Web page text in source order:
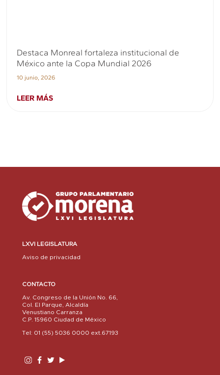
Destaca Monreal fortaleza institucional de
México ante la Copa Mundial 2026
10 junio, 2026
LEER MÁS
LXVI LEGISLATURA
Aviso de privacidad
CONTACTO
Av. Congreso de la Unión No. 66,
Col. El Parque, Alcaldía
Venustiano Carranza
C.P. 15960 Ciudad de México
Tel: 01 (55) 5036 0000 ext.67193